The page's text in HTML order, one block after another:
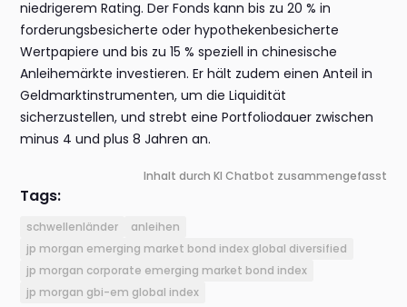
niedrigerem Rating. Der Fonds kann bis zu 20 % in
forderungsbesicherte oder hypothekenbesicherte
Wertpapiere und bis zu 15 % speziell in chinesische
Anleihemärkte investieren. Er hält zudem einen Anteil in
Geldmarktinstrumenten, um die Liquidität
sicherzustellen, und strebt eine Portfoliodauer zwischen
minus 4 und plus 8 Jahren an.
Inhalt durch KI Chatbot zusammengefasst
Tags:
schwellenländer
anleihen
jp morgan emerging market bond index global diversified
jp morgan corporate emerging market bond index
jp morgan gbi-em global index